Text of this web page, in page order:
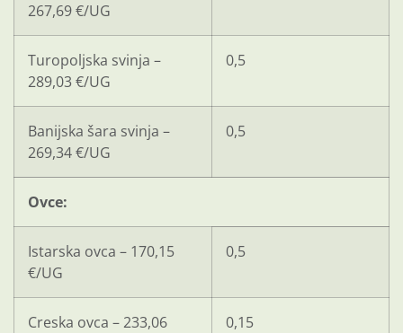
267,69 €/UG
Turopoljska svinja –
289,03 €/UG
0,5
Banijska šara svinja –
269,34 €/UG
0,5
Ovce:
Istarska ovca – 170,15
€/UG
0,5
Creska ovca – 233,06
0,15